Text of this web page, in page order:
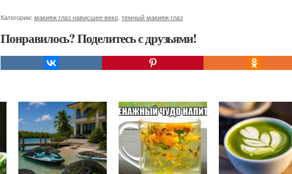
Категории: макияж глаз нависшее веко темный макияж глаз
Понравилось? Поделитесь с друзьями!